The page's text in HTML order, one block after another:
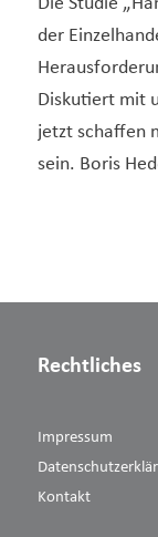
der
Diskutiert mit
jetzt schaffen
sein. Boris
Rechtliches
Impressum
Kontakt